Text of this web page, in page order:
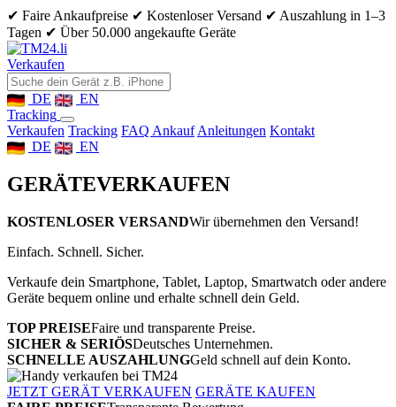
✔ Faire Ankaufpreise ✔ Kostenloser Versand ✔ Auszahlung in 1–3
Tagen ✔ Über 50.000 angekaufte Geräte
Verkaufen
DE
EN
Tracking
Verkaufen Tracking FAQ Ankauf Anleitungen Kontakt
DE
EN
GERÄTEVERKAUFEN
KOSTENLOSER VERSANDWir übernehmen den Versand!
Einfach. Schnell. Sicher.
Verkaufe dein Smartphone, Tablet, Laptop, Smartwatch oder andere
Geräte bequem online und erhalte schnell dein Geld.
TOP PREISEFaire und transparente Preise.
SICHER & SERIÖSDeutsches Unternehmen.
SCHNELLE AUSZAHLUNGGeld schnell auf dein Konto.
JETZT GERÄT VERKAUFEN GERÄTE KAUFEN